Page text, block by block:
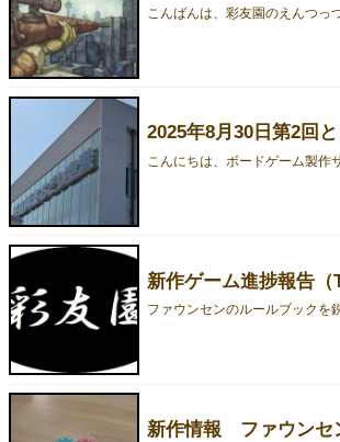
新作ゲーム進捗報告（
ファウンセンのルールブックを
新作情報 ファウンセ